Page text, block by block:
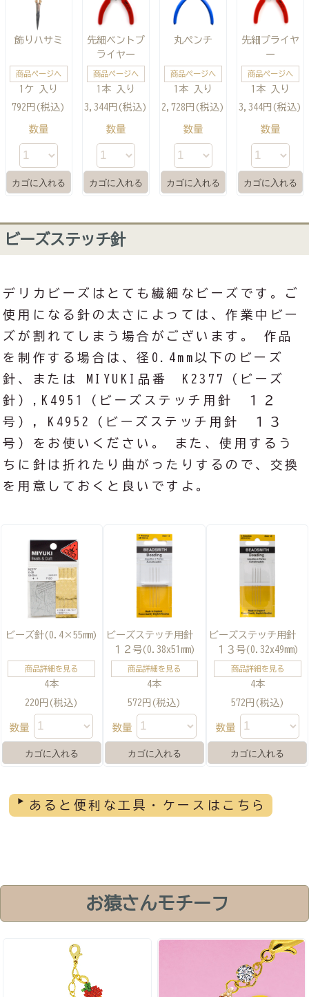
飾りハサミ
商品ページへ
1ケ 入り
792円(税込)
数量
先細ベントプ
ライヤー
商品ページへ
1本 入り
3,344円(税込)
数量
丸ペンチ
商品ページへ
1本 入り
2,728円(税込)
数量
先細プライヤ
ー
商品ページへ
1本 入り
3,344円(税込)
数量
ビーズステッチ針
デリカビーズはとても繊細なビーズです。ご
使用になる針の太さによっては、作業中ビー
ズが割れてしまう場合がございます。 作品
を制作する場合は、径0.4mm以下のビーズ
針、または MIYUKI品番 K2377（ビーズ
針）,K4951（ビーズステッチ用針 １２
号），K4952（ビーズステッチ用針 １３
号）をお使いください。 また、使用するう
ちに針は折れたり曲がったりするので、交換
を用意しておくと良いですよ。
ビーズ針(0.4×55mm)
商品詳細を見る
4本
220円(税込)
数量
ビーズステッチ用針
１２号(0.38x51mm)
商品詳細を見る
4本
572円(税込)
数量
ビーズステッチ用針
１３号(0.32x49mm)
商品詳細を見る
4本
572円(税込)
数量
あると便利な工具・ケースはこちら
お猿さんモチーフ